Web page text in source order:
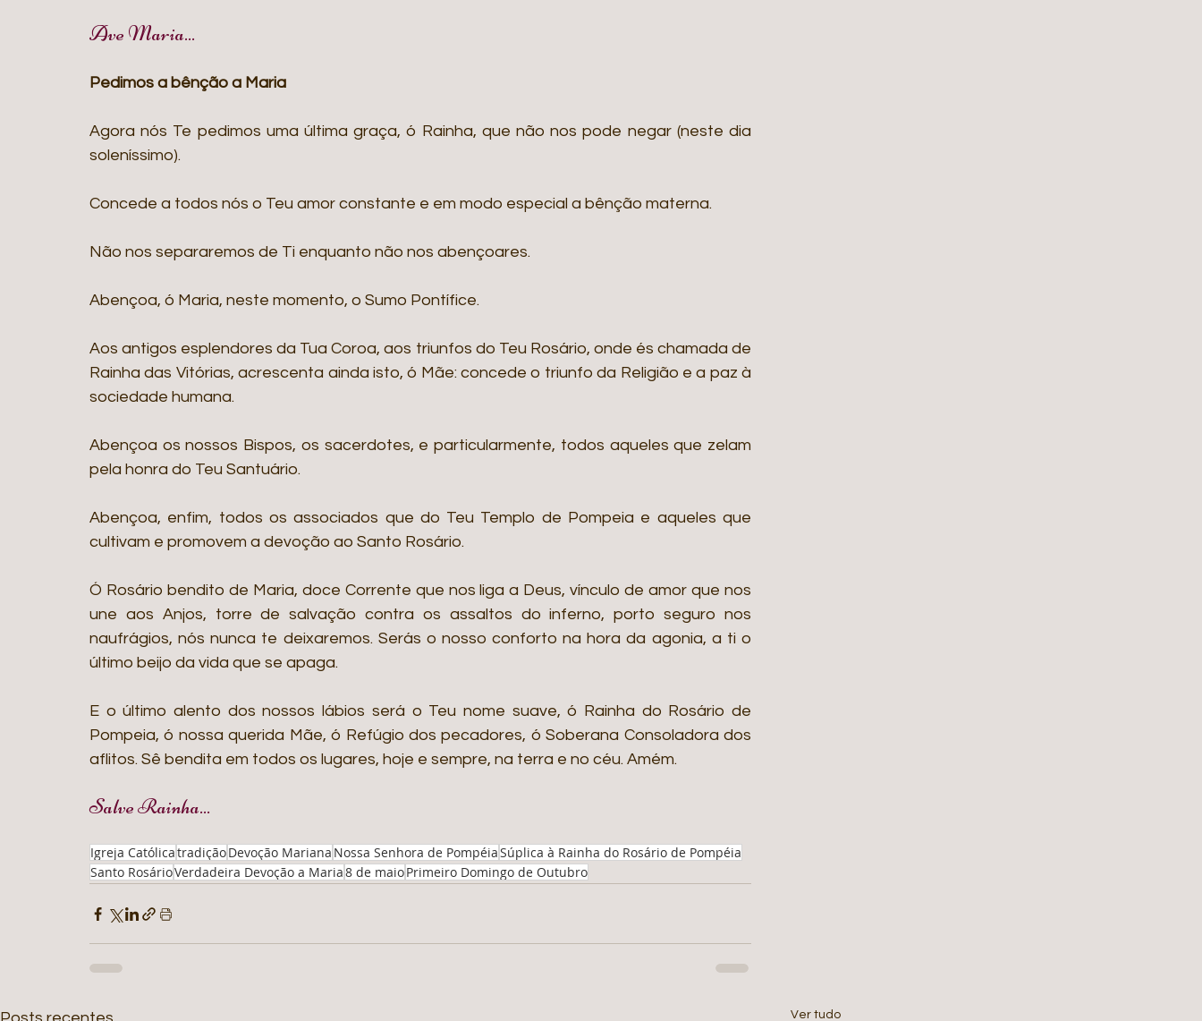
Ave Maria...
Pedimos a bênção a Maria
Agora nós Te pedimos uma última graça, ó Rainha, que não nos pode negar (neste dia
soleníssimo).
Concede a todos nós o Teu amor constante e em modo especial a bênção materna.
Não nos separaremos de Ti enquanto não nos abençoares.
Abençoa, ó Maria, neste momento, o Sumo Pontífice.
Aos antigos esplendores da Tua Coroa, aos triunfos do Teu Rosário, onde és chamada de
Rainha das Vitórias, acrescenta ainda isto, ó Mãe: concede o triunfo da Religião e a paz à
sociedade humana.
Abençoa os nossos Bispos, os sacerdotes, e particularmente, todos aqueles que zelam
pela honra do Teu Santuário.
Abençoa, enfim, todos os associados que do Teu Templo de Pompeia e aqueles que
cultivam e promovem a devoção ao Santo Rosário.
Ó Rosário bendito de Maria, doce Corrente que nos liga a Deus, vínculo de amor que nos
une aos Anjos, torre de salvação contra os assaltos do inferno, porto seguro nos
naufrágios, nós nunca te deixaremos. Serás o nosso conforto na hora da agonia, a ti o
último beijo da vida que se apaga.
E o último alento dos nossos lábios será o Teu nome suave, ó Rainha do Rosário de
Pompeia, ó nossa querida Mãe, ó Refúgio dos pecadores, ó Soberana Consoladora dos
aflitos. Sê bendita em todos os lugares, hoje e sempre, na terra e no céu. Amém.
Salve Rainha...
Igreja CatólicatradiçãoDevoção Mariana Nossa Senhora de PompéiaSúplica à Rainha do Rosário de Pompéia
Santo RosárioVerdadeira Devoção a Maria8 de maioPrimeiro Domingo de Outubro
Ver tudo